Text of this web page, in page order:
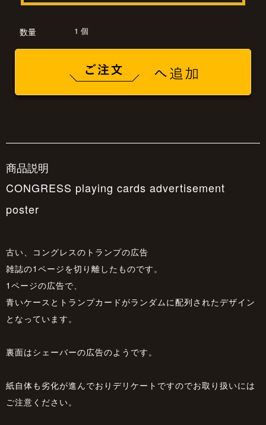
数量 1 個
商品説明
CONGRESS playing cards advertisement
poster
古い、コングレスのトランプの広告
雑誌の1ページを切り離したものです。
1ページの広告で、
青いケースとトランプカードがランダムに配列されたデザイン
となっています。
裏面はシェーバーの広告のようです。
紙自体も劣化が進んでおりデリケートですのでお取り扱いには
ご注意ください。